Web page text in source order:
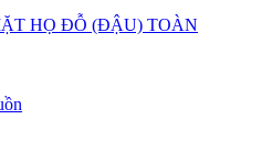
HỌ ĐỖ (ĐẬU) TOÀN